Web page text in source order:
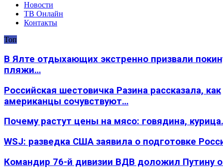
Новости
ТВ Онлайн
Контакты
Топ
В Ялте отдыхающих экстренно призвали
пляжи…
Российская шестовичка Разина рассказала, как
американцы сочувствуют…
Почему растут цены на мясо: говядина,
WSJ: разведка США заявила о подготовке
Командир 76-й дивизии ВДВ доложил Путину